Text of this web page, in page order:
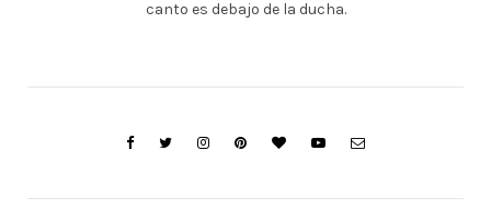
canto es debajo de la ducha.